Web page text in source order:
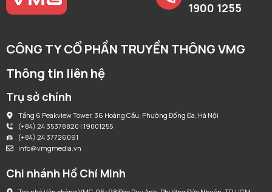
1900 1255
CÔNG TY CỔ PHẦN TRUYỀN THÔNG VMG
Thông tin liên hệ
Trụ sở chính
Tầng 6 Peakview Tower, 36 Hoàng Cầu, Phường Đống Đa, Hà Nội
(+84) 24 35378820 | 19001255
(+84) 24 37726091
info@vmgmedia.vn
Chi nhánh Hồ Chí Minh